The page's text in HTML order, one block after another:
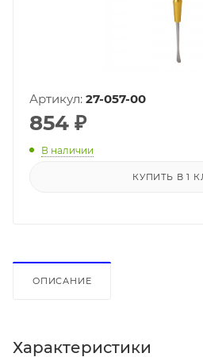
Артикул: 27-057-00
854 ₽
В наличии
КУПИТЬ В 1
ОПИСАНИЕ
Характеристики